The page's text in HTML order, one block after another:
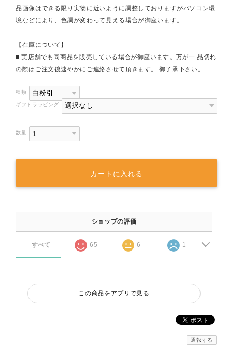
品画像はできる限り実物に近いように調整しておりますがパソコン環
境などにより、色調が変わって見える場合が御座います。
【在庫について】
■ 実店舗でも同商品を販売している場合が御座います。万が一 品切れ
の際はご注文後速やかにご連絡させて頂きます。 御了承下さい。
種類
ギフトラッピング
数量
カートに入れる
ショップの評価
すべて 65 6 1
この商品をアプリで見る
通報する